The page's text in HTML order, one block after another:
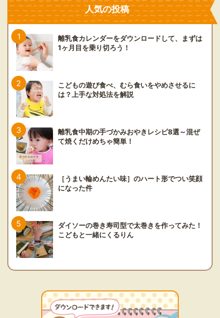
人気の投稿
離乳食カレンダーをダウンロードして、まずは
1ヶ月目を乗り切ろう！
こどもの遊び食べ、むら食いをやめさせるに
は？上手な対処法を解説
離乳食中期の手づかみおやきレシピ8選～混ぜ
て焼くだけめちゃ簡単！
［うまい輪めんたい味］のハート形でつい笑顔
になった件
ダイソーの巻き寿司型で太巻きを作ってみた！
こどもと一緒にくるりん